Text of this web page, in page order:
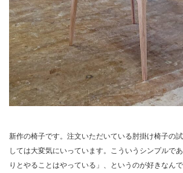
新作の椅子です。注文いただいている肘掛け椅子の
しては大変気にいっています。こういうシンプルで
りとやることはやっている」、というのが好きなん